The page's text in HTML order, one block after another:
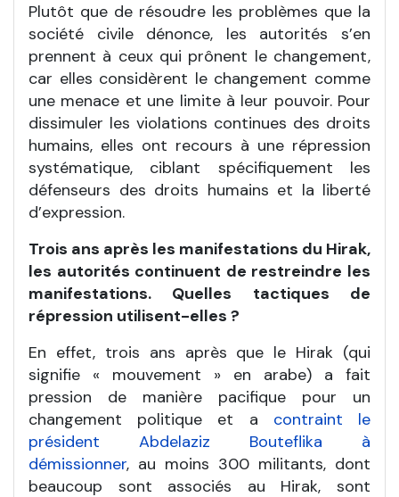
Plutôt que de résoudre les problèmes que la
société civile dénonce, les autorités s’en
prennent à ceux qui prônent le changement,
car elles considèrent le changement comme
une menace et une limite à leur pouvoir. Pour
dissimuler les violations continues des droits
humains, elles ont recours à une répression
systématique, ciblant spécifiquement les
défenseurs des droits humains et la liberté
d’expression.
Trois ans après les manifestations du Hirak,
les autorités continuent de restreindre les
manifestations. Quelles tactiques de
répression utilisent-elles ?
En effet, trois ans après que le Hirak (qui
signifie « mouvement » en arabe) a fait
pression de manière pacifique pour un
changement politique et a contraint le
président Abdelaziz Bouteflika à
démissionner, au moins 300 militants, dont
beaucoup sont associés au Hirak, sont